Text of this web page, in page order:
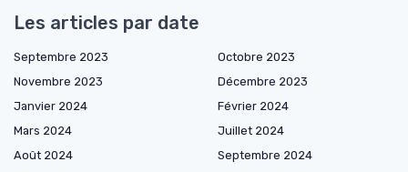
Les articles par date
Septembre 2023
Octobre 2023
Novembre 2023
Décembre 2023
Janvier 2024
Février 2024
Mars 2024
Juillet 2024
Août 2024
Septembre 2024